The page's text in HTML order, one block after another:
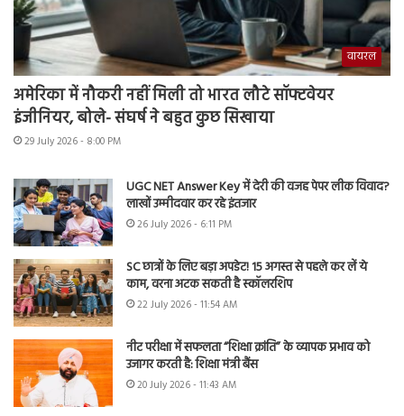
वायरल
अमेरिका में नौकरी नहीं मिली तो भारत लौटे सॉफ्टवेयर
इंजीनियर, बोले- संघर्ष ने बहुत कुछ सिखाया
29 July 2026 - 8:00 PM
UGC NET Answer Key में देरी की वजह पेपर लीक विवाद?
लाखों उम्मीदवार कर रहे इंतजार
26 July 2026 - 6:11 PM
SC छात्रों के लिए बड़ा अपडेट! 15 अगस्त से पहले कर लें ये
काम, वरना अटक सकती है स्कॉलरशिप
22 July 2026 - 11:54 AM
नीट परीक्षा में सफलता “शिक्षा क्रांति” के व्यापक प्रभाव को
उजागर करती है: शिक्षा मंत्री बैंस
20 July 2026 - 11:43 AM